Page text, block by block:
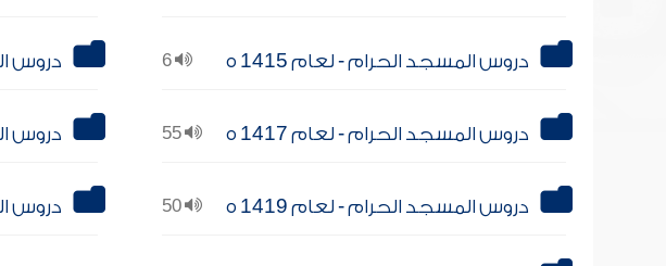
6 دروس المسجد الحرام - لعام 1415 ه دروس
55 دروس المسجد الحرام - لعام 1417 ه دروس
50 دروس المسجد الحرام - لعام 1419 ه دروس